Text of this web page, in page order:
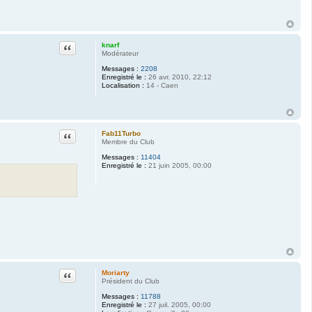
knarf
Modérateur
Messages : 2208
Enregistré le : 26 avr. 2010, 22:12
Localisation : 14 - Caen
Citation
Fab11Turbo
Membre du Club
Messages : 11404
Enregistré le : 21 juin 2005, 00:00
Citation
Moriarty
Président du Club
Messages : 11788
Enregistré le : 27 juil. 2005, 00:00
Citation